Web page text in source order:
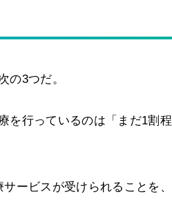
の3つだ。
を行っているのは「まだ1割程
ービスが受けられることを、